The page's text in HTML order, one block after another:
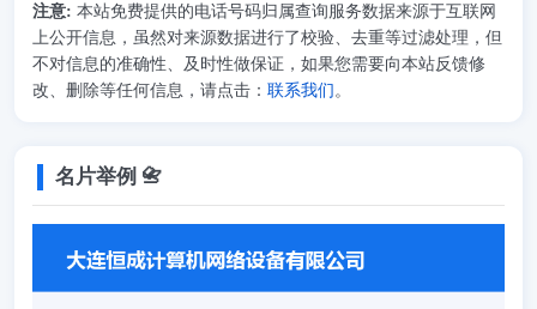
注意: 本站免费提供的电话号码归属查询服务数据来源于互联网
上公开信息，虽然对来源数据进行了校验、去重等过滤处理，但
不对信息的准确性、及时性做保证，如果您需要向本站反馈修
改、删除等任何信息，请点击： 联系我们 。
名片举例 📇